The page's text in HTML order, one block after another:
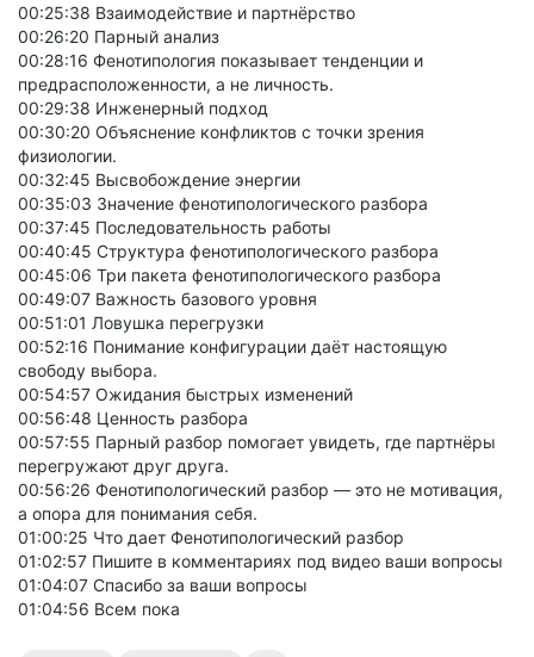
00:25:38 Взаимодействие и партнёрство
00:26:20 Парный анализ
00:28:16 Фенотипология показывает тенденции и
предрасположенности, а не личность.
00:29:38 Инженерный подход
00:30:20 Объяснение конфликтов с точки зрения
физиологии.
00:32:45 Высвобождение энергии
00:35:03 Значение фенотипологического разбора
00:37:45 Последовательность работы
00:40:45 Структура фенотипологического разбора
00:45:06 Три пакета фенотипологического разбора
00:49:07 Важность базового уровня
00:51:01 Ловушка перегрузки
00:52:16 Понимание конфигурации даёт настоящую
свободу выбора.
00:54:57 Ожидания быстрых изменений
00:56:48 Ценность разбора
00:57:55 Парный разбор помогает увидеть, где партнёры
перегружают друг друга.
00:56:26 Фенотипологический разбор — это не мотивация,
а опора для понимания себя.
01:00:25 Что дает Фенотипологический разбор
01:02:57 Пишите в комментариях под видео ваши вопросы
01:04:07 Спасибо за ваши вопросы
01:04:56 Всем пока